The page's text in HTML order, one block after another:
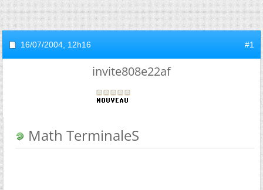
16/07/2004, 12h16 #1
invite808e22af
Math TerminaleS